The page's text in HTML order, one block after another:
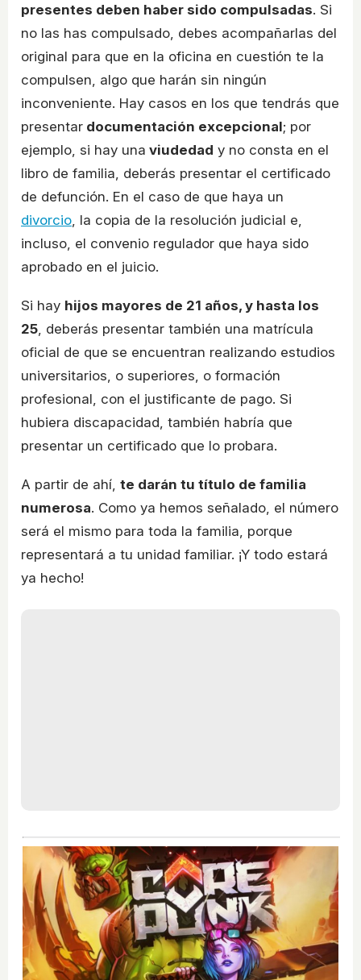
presentes deben haber sido compulsadas. Si
no las has compulsado, debes acompañarlas del
original para que en la oficina en cuestión te la
compulsen, algo que harán sin ningún
inconveniente. Hay casos en los que tendrás que
presentar documentación excepcional; por
ejemplo, si hay una viudedad y no consta en el
libro de familia, deberás presentar el certificado
de defunción. En el caso de que haya un
divorcio, la copia de la resolución judicial e,
incluso, el convenio regulador que haya sido
aprobado en el juicio.
Si hay hijos mayores de 21 años, y hasta los
25, deberás presentar también una matrícula
oficial de que se encuentran realizando estudios
universitarios, o superiores, o formación
profesional, con el justificante de pago. Si
hubiera discapacidad, también habría que
presentar un certificado que lo probara.
A partir de ahí, te darán tu título de familia
numerosa. Como ya hemos señalado, el número
será el mismo para toda la familia, porque
representará a tu unidad familiar. ¡Y todo estará
ya hecho!